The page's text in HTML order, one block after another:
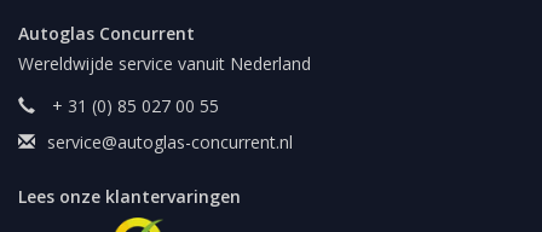
Autoglas Concurrent
Wereldwijde service vanuit Nederland
+ 31 (0) 85 027 00 55
service@autoglas-concurrent.nl
Lees onze klantervaringen